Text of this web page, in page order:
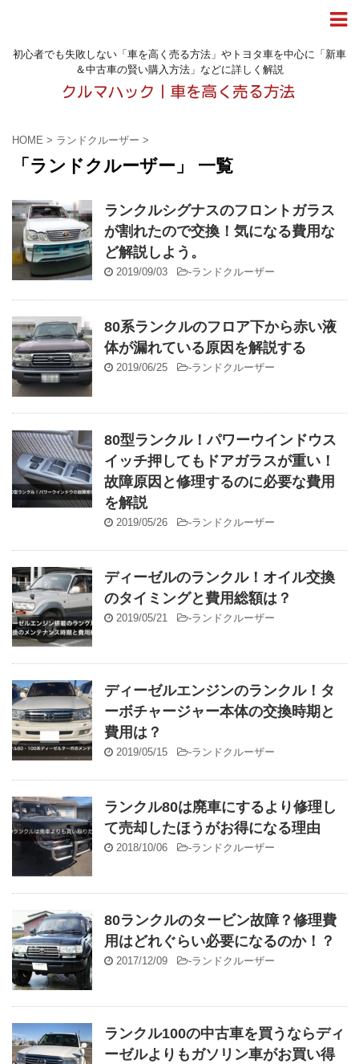
初心者でも失敗しない「車を高く売る方法」やトヨタ車を中心に「新車
＆中古車の賢い購入方法」などに詳しく解説
HOME > ランドクルーザー >
「ランドクルーザー」 一覧
ランクルシグナスのフロントガラス
が割れたので交換！気になる費用な
ど解説しよう。
2019/09/03 -ランドクルーザー
80系ランクルのフロア下から赤い液
体が漏れている原因を解説する
2019/06/25 -ランドクルーザー
80型ランクル！パワーウインドウス
イッチ押してもドアガラスが重い！
故障原因と修理するのに必要な費用
を解説
2019/05/26 -ランドクルーザー
ディーゼルのランクル！オイル交換
のタイミングと費用総額は？
2019/05/21 -ランドクルーザー
ディーゼルエンジンのランクル！タ
ーボチャージャー本体の交換時期と
費用は？
2019/05/15 -ランドクルーザー
ランクル80は廃車にするより修理し
て売却したほうがお得になる理由
2018/10/06 -ランドクルーザー
80ランクルのタービン故障？修理費
用はどれぐらい必要になるのか！？
2017/12/09 -ランドクルーザー
ランクル100の中古車を買うならディ
ーゼルよりもガソリン車がお買い得